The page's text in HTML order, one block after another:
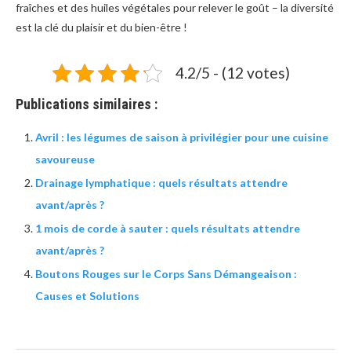
fraîches et des huiles végétales pour relever le goût – la diversité
est la clé du plaisir et du bien-être !
4.2/5 - (12 votes)
Publications similaires :
Avril : les légumes de saison à privilégier pour une cuisine
savoureuse
Drainage lymphatique : quels résultats attendre
avant/après ?
1 mois de corde à sauter : quels résultats attendre
avant/après ?
Boutons Rouges sur le Corps Sans Démangeaison :
Causes et Solutions